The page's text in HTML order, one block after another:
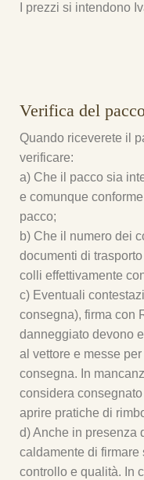
I prezzi si intendono
Verifica del
Quando riceverete il
verificare:
a) Che il pacco sia
e comunque
pacco;
b) Che il numero dei
documenti di
colli effettivamente
c) Eventuali
consegna), firma con
danneggiato devono
al vettore e messe
consegna. In
considera
aprire pratiche di
d) Anche in presenza
caldamente di firmare
controllo e qualità. In